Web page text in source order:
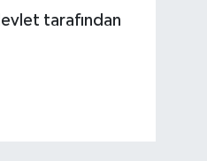
tarafından